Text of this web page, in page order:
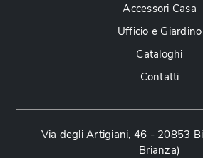
Accessori Casa
Ufficio e Giardino
Cataloghi
Contatti
Via degli Artigiani, 46 - 20853
Brianza)